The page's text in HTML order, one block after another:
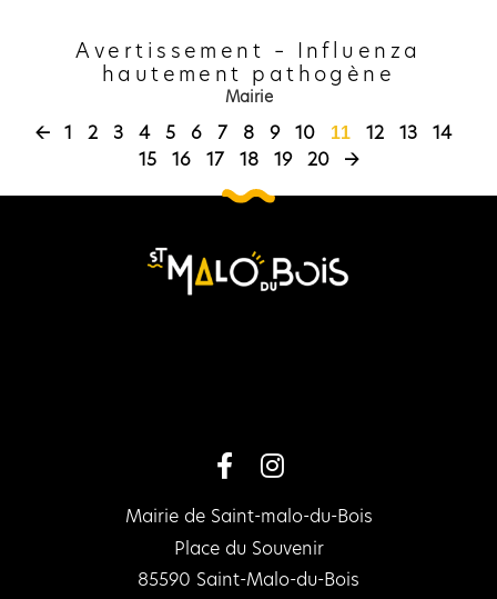
Avertissement – Influenza
hautement pathogène
Mairie
← 1 2 3 4 5 6 7 8 9 10 11 12 13
14
15
16 17 18 19 20 →
Mairie de Saint-malo-du-Bois
Place du Souvenir
85590 Saint-Malo-du-Bois